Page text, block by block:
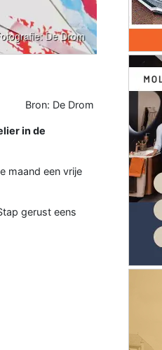
Bron: De Drom
in de
maand een vrije
gerust eens